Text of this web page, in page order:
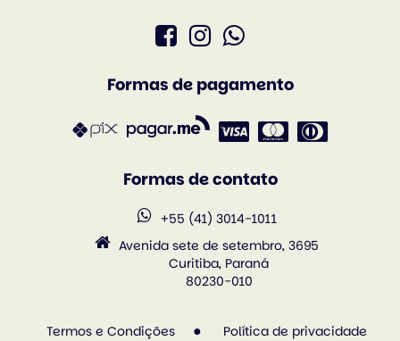
Formas de pagamento
Formas de contato
+55 (41) 3014-1011
Avenida sete de setembro, 3695
Curitiba, Paraná
80230-010
Termos e Condições Política de privacidade